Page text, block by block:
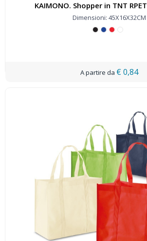
KAIMONO. Shopper in TNT
Dimensioni: 45X16X32CM
€ 0,84